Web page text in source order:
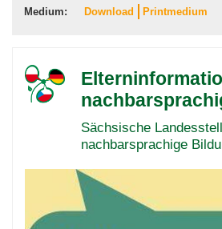
Medium:
Download Printmedium
Sächsische
nachbarsprachige